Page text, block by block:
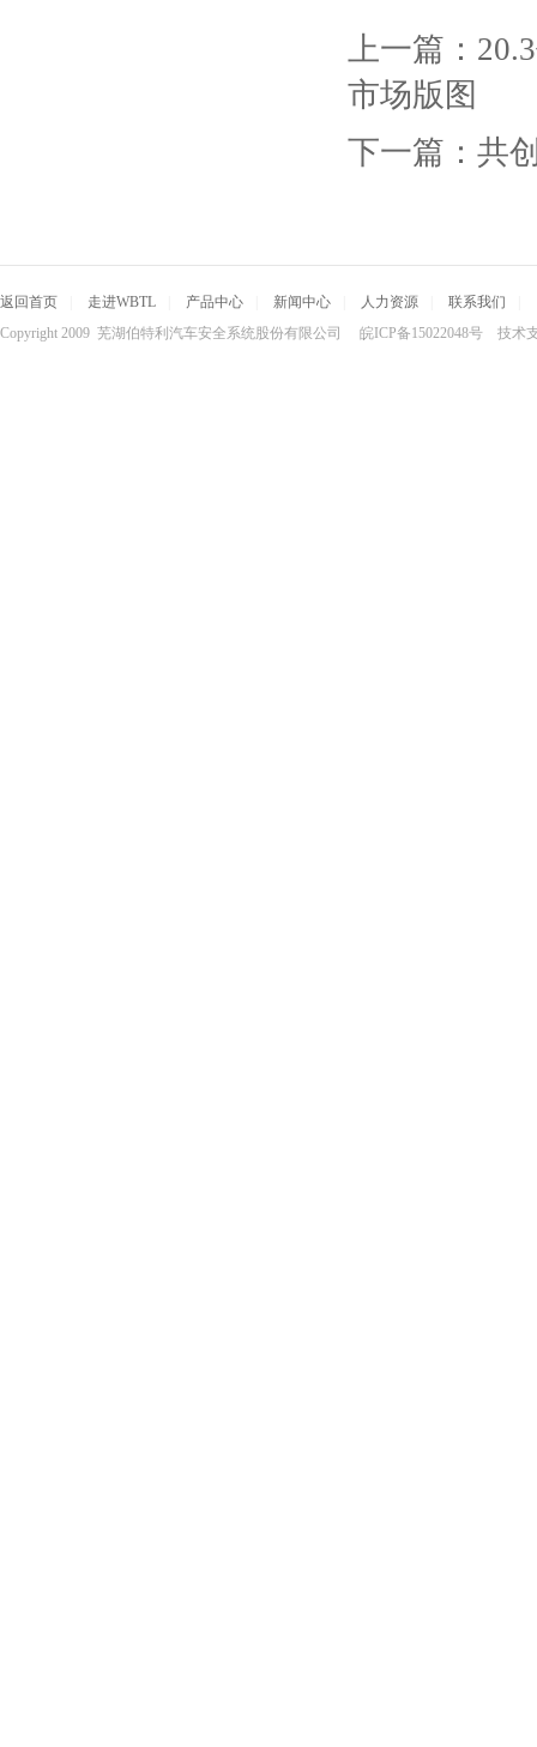
上一篇：
市场版图
下一篇： 共
返回首页 走进WBTL 产品中心 新闻中心 人力资源 联系我们
Copyright 2009 芜湖伯特利汽车安全系统股份有限公司 皖ICP备15022048号 技术